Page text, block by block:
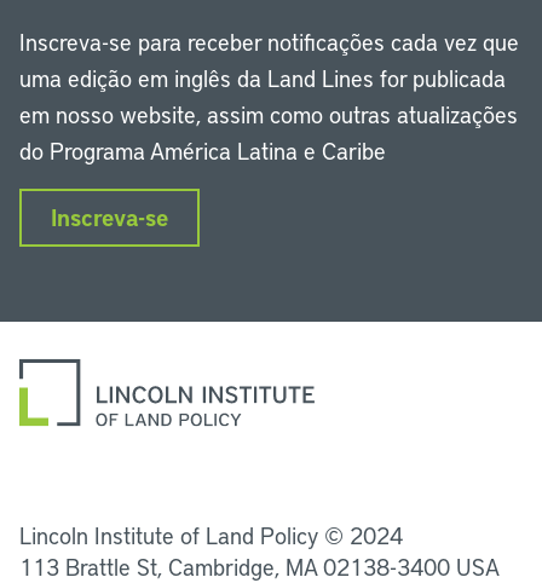
Inscreva-se para receber notificações cada vez que
uma edição em inglês da Land Lines for publicada
em nosso website, assim como outras atualizações
do Programa América Latina e Caribe
Inscreva-se
Lincoln Institute of Land Policy © 2024
113 Brattle St, Cambridge, MA 02138-3400 USA